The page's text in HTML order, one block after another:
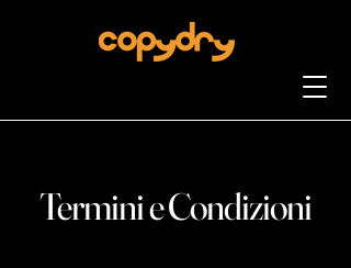
Termini e Condizioni